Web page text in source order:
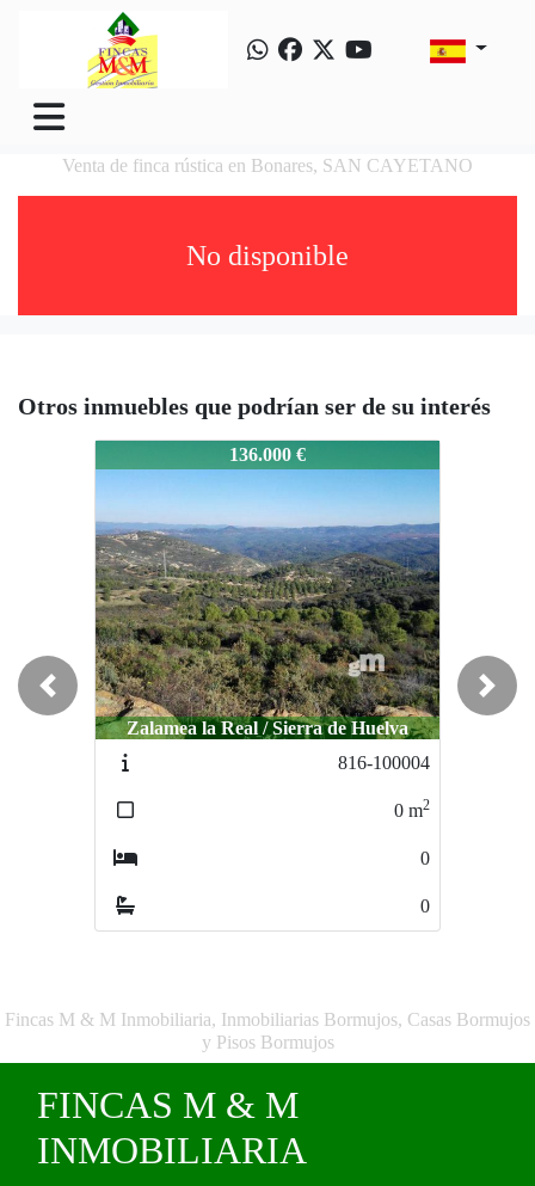
Venta de finca rústica en Bonares, SAN CAYETANO
No disponible
Otros inmuebles que podrían ser de su interés
136.000 €
Zalamea la Real / Sierra de Huelva
816-100004
0 m2
0
0
Previous Next
Fincas M & M Inmobiliaria, Inmobiliarias Bormujos, Casas Bormujos
y Pisos Bormujos
FINCAS M & M
INMOBILIARIA